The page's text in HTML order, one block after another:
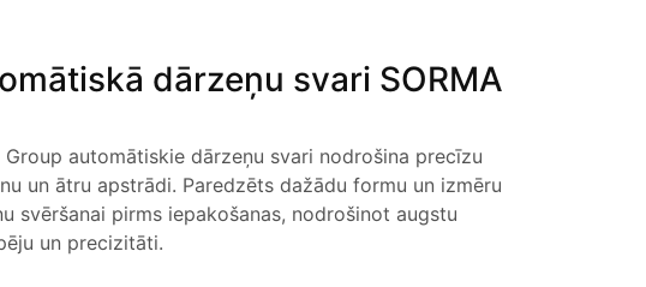
dārzeņu svari SORMA
Group automātiskie dārzeņu svari nodrošina precīzu
un ātru apstrādi. Paredzēts dažādu formu un izmēru
svēršanai pirms iepakošanas, nodrošinot augstu
un precizitāti.